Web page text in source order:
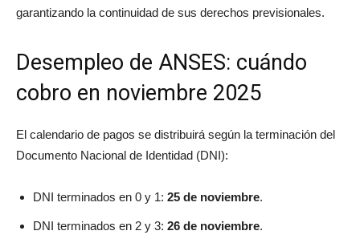
garantizando la continuidad de sus derechos previsionales.
Desempleo de ANSES: cuándo
cobro en noviembre 2025
El calendario de pagos se distribuirá según la terminación del
Documento Nacional de Identidad (DNI):
DNI terminados en 0 y 1: 25 de noviembre.
DNI terminados en 2 y 3: 26 de noviembre.